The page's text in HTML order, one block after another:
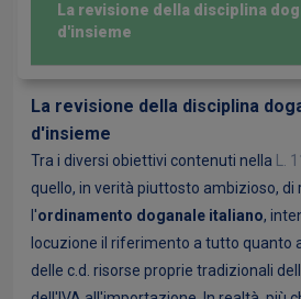
La revisione della disciplina
d'insieme
La revisione della disciplina
d'insieme
Tra i diversi obiettivi contenuti nella
quello, in verità piuttosto ambizioso, di
l'ordinamento doganale italiano,
locuzione il riferimento a tutto quanto
delle c.d. risorse proprie tradizionali